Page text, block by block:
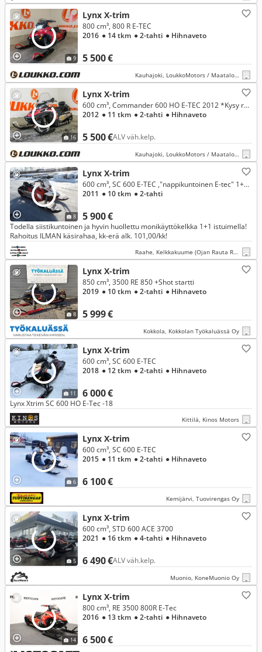
9
Lynx X-trim
5 500 €
800 cm³, 800 R E-TEC
2016 ● 14 tkm ● 2-tahti ● Hihnaveto
Kauhajoki, LoukkoMotors / Maatalous Kauhajoki
16
Lynx X-trim
5 500 €ALV väh.kelp.
600 cm³, Commander 600 HO E-TEC 2012 *Kysy rahoitukset jopa 0% korolla* Siisti - kahdenistuttava!
2012 ● 11 tkm ● 2-tahti ● Hihnaveto
Kauhajoki, LoukkoMotors / Maatalous Kauhajoki
8
Lynx X-trim
5 900 €
600 cm³, SC 600 E-TEC ,"nappikuntoinen E-tec" 1+1 istuimella! Rahoitus ILMAN käsirahaa, kk-erä alk. 101,00/kk ja kelkka he
2011 ● 10 tkm ● 2-tahti
Todella siistikuntoinen ja hyvin huollettu monikäyttökelkka 1+1 istuimella!
Rahoitus ILMAN käsirahaa, kk-erä alk. 101,00/kk!
Raahe, Kelkkakuume (Ojan Rauta Raahe)
8
Lynx X-trim
5 999 €
850 cm³, 3500 RE 850 +Shot startti
2019 ● 10 tkm ● 2-tahti ● Hihnaveto
Kokkola, Kokkolan Työkaluässä Oy
11
Lynx X-trim
6 000 €
600 cm³, SC 600 E-TEC
2018 ● 12 tkm ● 2-tahti ● Hihnaveto
Lynx Xtrim SC 600 HO E-Tec -18
Kittilä, Kinos Motors
6
Lynx X-trim
6 100 €
600 cm³, SC 600 E-TEC
2015 ● 11 tkm ● 2-tahti ● Hihnaveto
Kemijärvi, Tuovirengas Oy
5
Lynx X-trim
6 490 €ALV väh.kelp.
600 cm³, STD 600 ACE 3700
2021 ● 16 tkm ● 4-tahti ● Hihnaveto
Muonio, KoneMuonio Oy
14
Lynx X-trim
6 500 €
800 cm³, RE 3500 800R E-Tec
2016 ● 13 tkm ● 2-tahti ● Hihnaveto